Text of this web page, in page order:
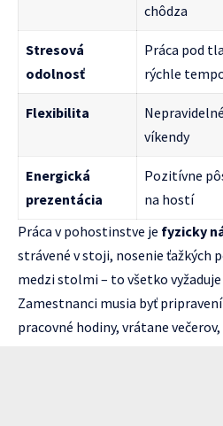
chôdza
Stresová
odolnosť
Práca pod
rýchle
Flexibilita
víkendy
Energická
prezentácia
Pozitívne
na hostí
Práca v pohostinstve je fyzicky
strávené v stoji, nosenie ťažkých
medzi stolmi – to všetko
Zamestnanci musia byť
pracovné hodiny, vrátane